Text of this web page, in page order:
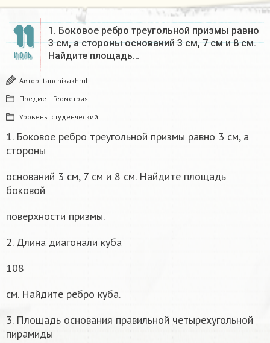
11
ИЮЛЬ
1. Боковое ребро треугольной призмы равно
3 см, а стороны оснований 3 см, 7 см и 8 см.
Найдите площадь…
Автор: tanchikakhrul
Предмет: Геометрия
Уровень: студенческий
1. Боковое ребро треугольной призмы равно 3 см, а
стороны
оснований 3 см, 7 см и 8 см. Найдите площадь
боковой
поверхности призмы.
2. Длина диагонали куба
108
см. Найдите ребро куба.
3. Площадь основания правильной четырехугольной
пирамиды